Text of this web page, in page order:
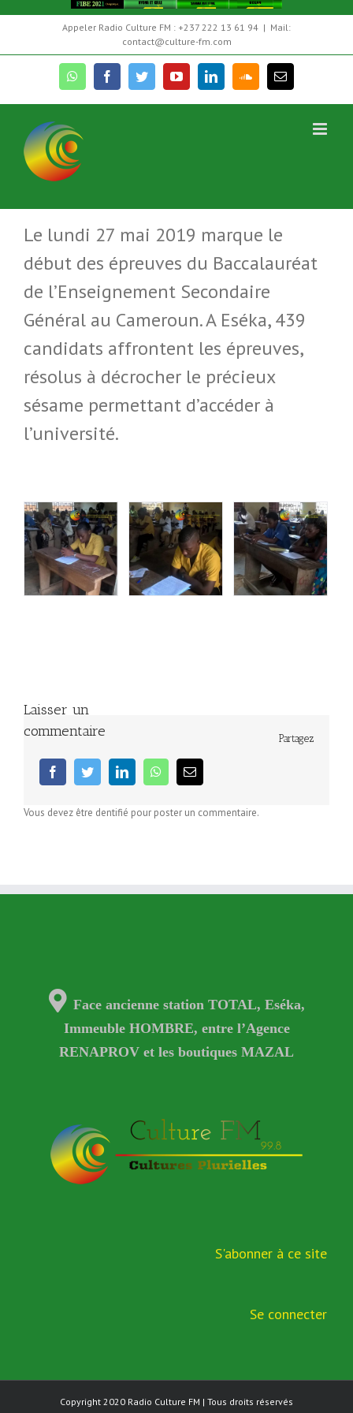
content
Appeler Radio Culture FM : +237 222 13 61 94 | Mail:
contact@culture-fm.com
whatsappfacebooktwitter youtubelinkedinsoundcloud
Email
Baccalauréat 2019 au Cameroun : C’est parti !
Le lundi 27 mai 2019 marque le
début des épreuves du Baccalauréat
de l’Enseignement Secondaire
Général au Cameroun. A Eséka, 439
candidats affrontent les épreuves,
résolus à décrocher le précieux
sésame permettant d’accéder à
l’université.
Partagez
facebooktwitter linkedin whatsappEmail
Laisser un
commentaire
Vous devez être dentifié pour poster un commentaire.
Face ancienne station TOTAL, Eséka,
Immeuble HOMBRE, entre l’Agence
RENAPROV et les boutiques MAZAL
S'abonner à ce site
Se connecter
Copyright 2020 Radio Culture FM | Tous droits réservés